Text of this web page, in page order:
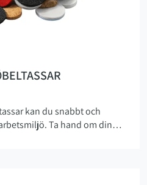
kan du snabbt och
Ta hand om dina